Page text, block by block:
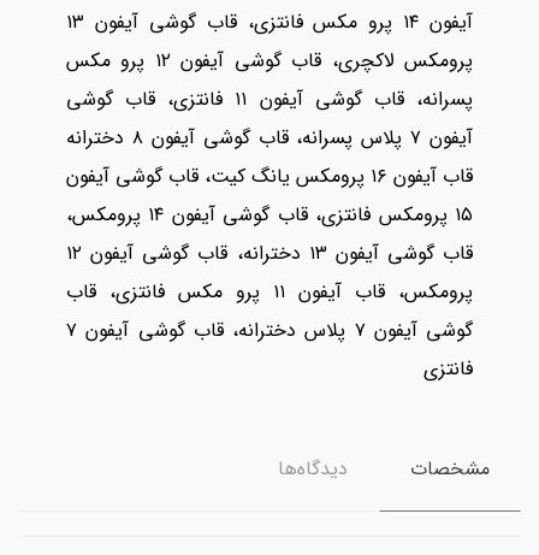
آیفون ۱۴ پرو مکس فانتزی، قاب گوشی آیفون ۱۳
پرومکس لاکچری، قاب گوشی آیفون ۱۲ پرو مکس
پسرانه، قاب گوشی آیفون ۱۱ فانتزی، قاب گوشی
آیفون ۷ پلاس پسرانه، قاب گوشی آیفون ۸ دخترانه
قاب آیفون ۱۶ پرومکس یانگ کیت، قاب گوشی آیفون
۱۵ پرومکس فانتزی، قاب گوشی آیفون ۱۴ پرومکس،
قاب گوشی آیفون ۱۳ دخترانه، قاب گوشی آیفون ۱۲
پرومکس، قاب آیفون ۱۱ پرو مکس فانتزی، قاب
گوشی آیفون ۷ پلاس دخترانه، قاب گوشی آیفون ۷
فانتزی
مشخصات دیدگاه‌ها